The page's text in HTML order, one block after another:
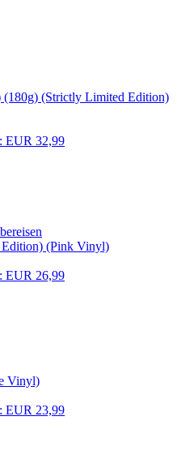
(Strictly Limited Edition)
EUR 32,99
Edition) (Pink Vinyl)
EUR 26,99
Vinyl)
EUR 23,99